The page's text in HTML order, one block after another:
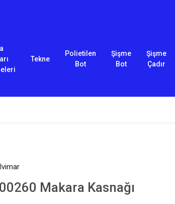
Tekne
Polietilen
Bot
Şişme
Bot
Şişme
Çadır
Makara Kasnağı